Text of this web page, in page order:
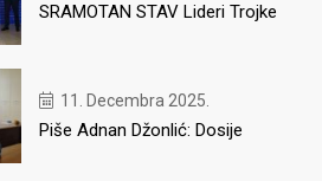
SRAMOTAN STAV Lideri Trojke
11. Decembra 2025.
Piše Adnan Džonlić: Dosije